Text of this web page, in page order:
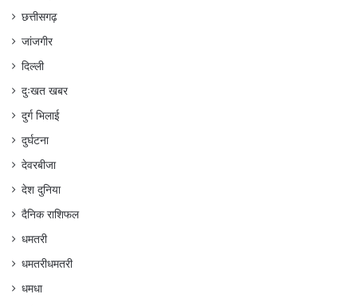
छत्तीसगढ़
जांजगीर
दिल्ली
दुःखत खबर
दुर्ग भिलाई
दुर्घटना
देवरबीजा
देश दुनिया
दैनिक राशिफल
धमतरी
धमतरीधमतरी
धमधा